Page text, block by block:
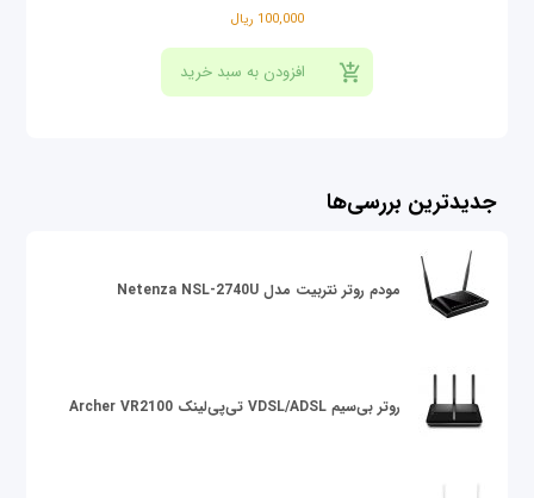
100,000 ریال
جدیدترین بررسی‌ها
مودم روتر نتربیت مدل Netenza NSL-2740U
روتر بی‌سیم VDSL/ADSL تی‌پی‌لینک Archer VR2100